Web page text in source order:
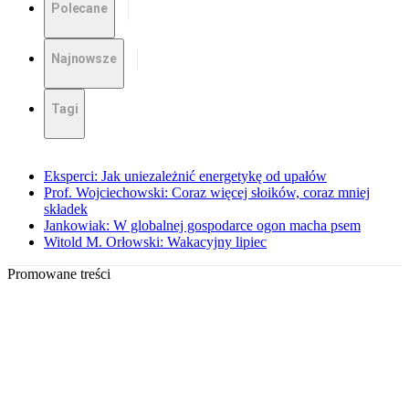
Polecane
Najnowsze
Tagi
Eksperci: Jak uniezależnić energetykę od upałów
Prof. Wojciechowski: Coraz więcej słoików, coraz mniej
składek
Jankowiak: W globalnej gospodarce ogon macha psem
Witold M. Orłowski: Wakacyjny lipiec
Promowane treści